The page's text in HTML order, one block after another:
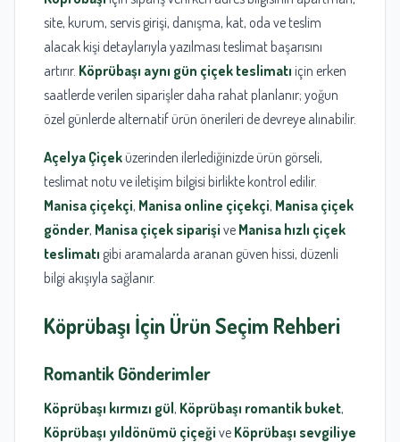
site, kurum, servis girişi, danışma, kat, oda ve teslim
alacak kişi detaylarıyla yazılması teslimat başarısını
artırır. Köprübaşı aynı gün çiçek teslimatı için erken
saatlerde verilen siparişler daha rahat planlanır; yoğun
özel günlerde alternatif ürün önerileri de devreye alınabilir.
Açelya Çiçek üzerinden ilerlediğinizde ürün görseli,
teslimat notu ve iletişim bilgisi birlikte kontrol edilir.
Manisa çiçekçi, Manisa online çiçekçi, Manisa çiçek
gönder, Manisa çiçek siparişi ve Manisa hızlı çiçek
teslimatı gibi aramalarda aranan güven hissi, düzenli
bilgi akışıyla sağlanır.
Köprübaşı İçin Ürün Seçim Rehberi
Romantik Gönderimler
Köprübaşı kırmızı gül, Köprübaşı romantik buket,
Köprübaşı yıldönümü çiçeği ve Köprübaşı sevgiliye